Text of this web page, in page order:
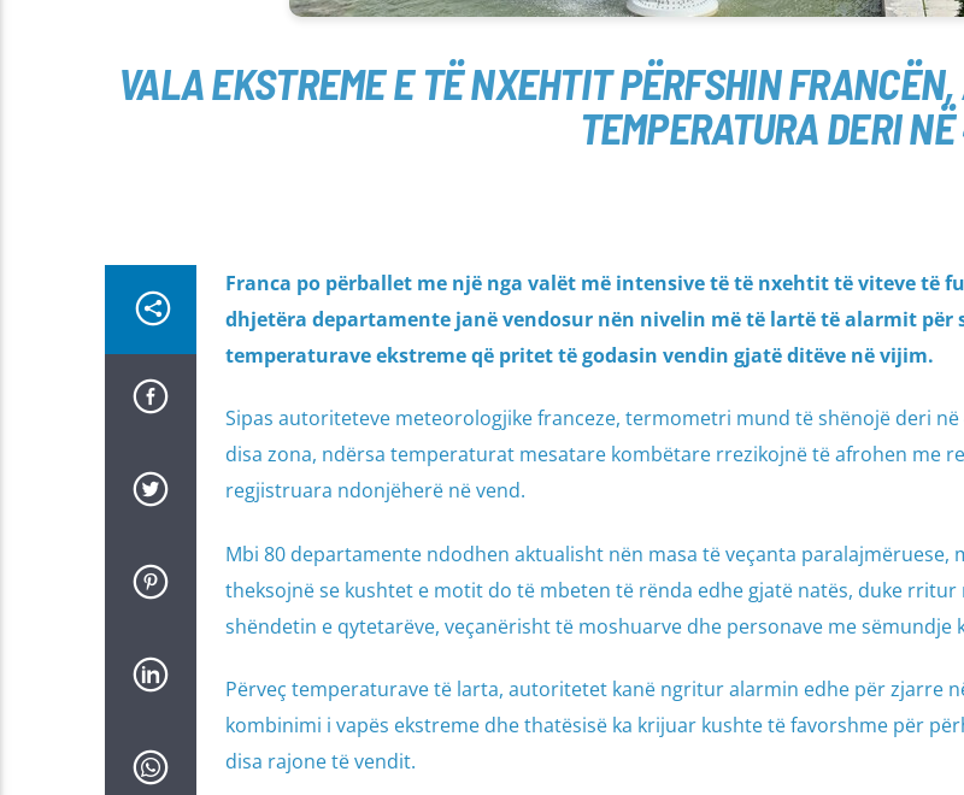
VALA EKSTREME E TË NXEHTIT PËRFSHIN
TEMPERATURA DERI
Franca po përballet me një nga valët më intensive të të nxehtit të viteve të
dhjetëra departamente janë vendosur nën nivelin më të lartë të alarmit për
temperaturave ekstreme që pritet të godasin vendin gjatë ditëve në vijim.
Sipas autoriteteve meteorologjike franceze, termometri mund të shënojë deri në
disa zona, ndërsa temperaturat mesatare kombëtare rrezikojnë të afrohen me
regjistruara ndonjëherë në vend.
Mbi 80 departamente ndodhen aktualisht nën masa të veçanta paralajmëruese,
theksojnë se kushtet e motit do të mbeten të rënda edhe gjatë natës, duke
shëndetin e qytetarëve, veçanërisht të moshuarve dhe personave me sëmundje
Përveç temperaturave të larta, autoritetet kanë ngritur alarmin edhe për zjarre
kombinimi i vapës ekstreme dhe thatësisë ka krijuar kushte të favorshme për
disa rajone të vendit.